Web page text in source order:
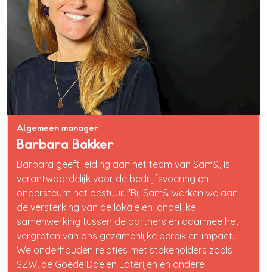
Algemeen manager
Barbara Bakker
Barbara geeft leiding aan het team van Sam&, is
verantwoordelijk voor de bedrijfsvoering en
ondersteunt het bestuur. "Bij Sam& werken we aan
de versterking van de lokale en landelijke
samenwerking tussen de partners en daarmee het
vergroten van ons gezamenlijke bereik en impact.
We onderhouden relaties met stakeholders zoals
SZW, de Goede Doelen Loterijen en andere